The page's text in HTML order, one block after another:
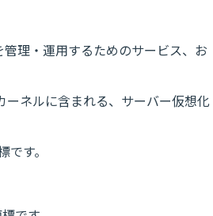
理・運用するためのサービス、お
ネルに含まれる、サーバー仮想化
す。